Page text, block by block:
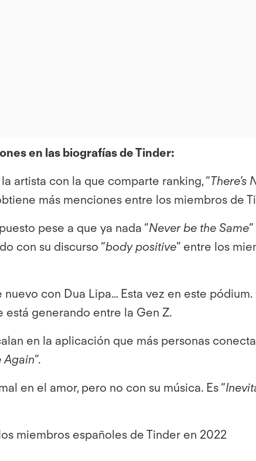
en las biografías de Tinder:
artista con la que comparte ranking, “There’s
más menciones entre los miembros de
pese a que ya nada “Never be the Same
con su discurso “body positive” entre los
con Dua Lipa… Esta vez en este
está generando entre la Gen Z.
en la aplicación que más personas
Again”.
en el amor, pero no con su música. Es “
miembros españoles de Tinder en 2022